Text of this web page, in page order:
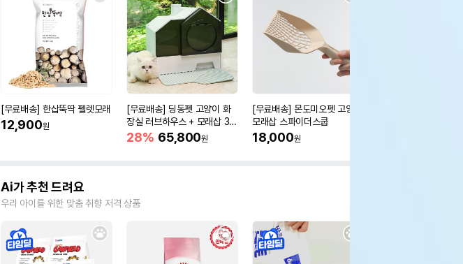
[무료배송] 한삽뚝딱 펠렛모래
12,900원
[무료배송] 딩동펫 고양이 화
장실 러브하우스 + 모래삽 3c
olor
28% 65,800원
[무료배송] 몬도미오펫 고양이
모래삽 스파이더스쿱
18,000원
Ai가 추천 드려요
우리 아이를 위한 맞춤 취향 저격 상품